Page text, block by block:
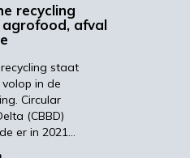
recycling
afval
staat
in de
Circular
(CBBD)
er in 2021…